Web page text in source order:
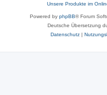
Unsere Produkte im
Powered by phpBB® Forum
Deutsche Übersetzung
Datenschutz|